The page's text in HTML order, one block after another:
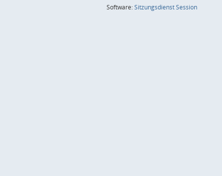
Software:SitzungsdienstSession(Wird in